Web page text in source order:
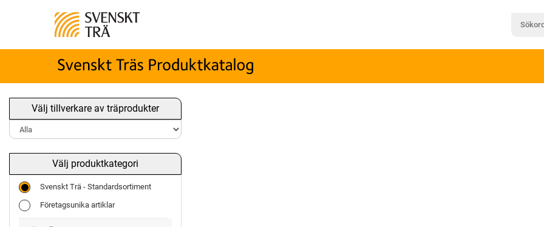
Välj tillverkare av träprodukter
Välj produktkategori
Svenskt Trä - Standardsortiment
Företagsunika artiklar